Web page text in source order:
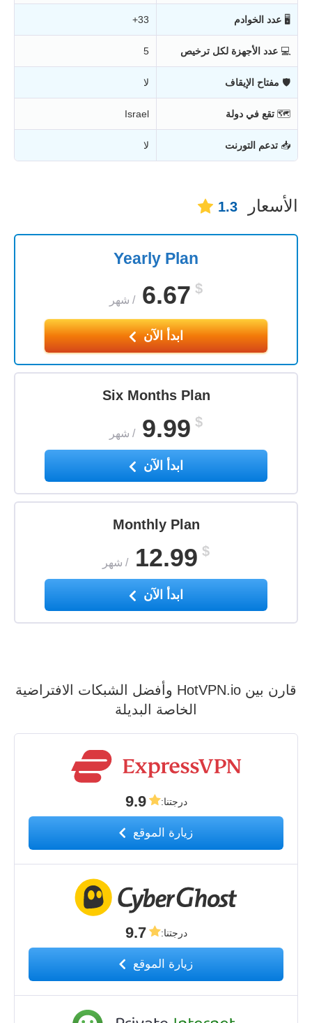
🖥 عدد الخوادم 33+
💻 عدد الأجهزة لكل ترخيص 5
🛡 مفتاح الإيقاف لا
🗺 تقع في دولة Israel
📥 تدعم التورنت لا
الأسعار 1.3
Yearly Plan
$
6.67
/ شهر
ابدأ الآن
Six Months Plan
$
9.99
/ شهر
ابدأ الآن
Monthly Plan
$
12.99
/ شهر
ابدأ الآن
قارن بين HotVPN.io وأفضل الشبكات الافتراضية
الخاصة البديلة
درجتنا:
9.9
زيارة الموقع
درجتنا:
9.7
زيارة الموقع